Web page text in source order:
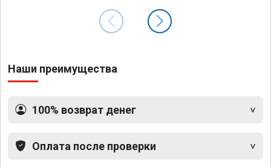
Наши преимущества
100% возврат денег
Оплата после проверки